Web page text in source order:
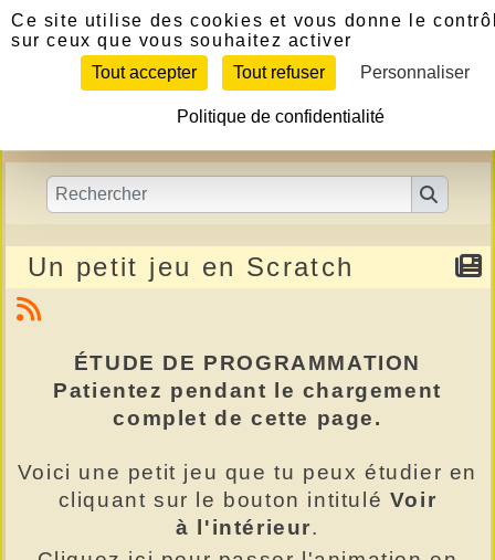
Un petit jeu en Scratch
ÉTUDE DE PROGRAMMATION
Patientez pendant le chargement
complet de cette page.
Voici une petit jeu que tu peux étudier en
cliquant sur le bouton intitulé Voir
à l'intérieur.
Panneau de gestion des cookies
Ce site utilise des cookies et vous donne le
sur ceux que vous souhaitez activer
Tout accepter
Tout refuser Personnaliser
Politique de confidentialité